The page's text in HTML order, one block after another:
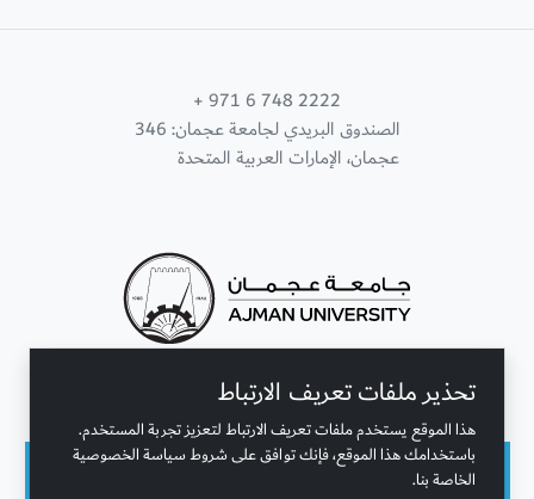
تحذير ملفات تعريف الارتباط
هذا الموقع يستخدم ملفات تعريف الارتباط لتعزيز تجربة المستخدم.
باستخدامك هذا الموقع، فإنك توافق على شروط سياسة الخصوصية
الخاصة بنا.
+ 971 6 748 2222
الصندوق البريدي لجامعة عجمان: 346
عجمان، الإمارات العربية المتحدة
تواصل معنا